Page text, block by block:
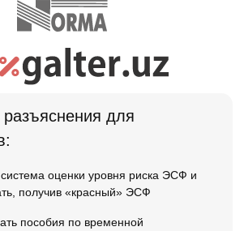
для
система оценки уровня риска ЭСФ и
получив «красный» ЭСФ
пособия по временной